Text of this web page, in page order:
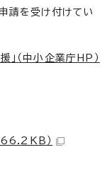
請を受け付けてい
」（中小企業庁HP）
）